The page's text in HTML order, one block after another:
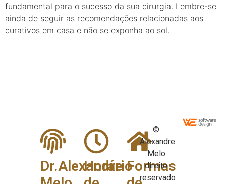
fundamental para o sucesso da sua cirurgia. Lembre-se
ainda de seguir as recomendações relacionadas aos
curativos em casa e não se exponha ao sol.
Dr.Alexandre
HorárioFormas
©
Alexandre
Melo
direito
reservado